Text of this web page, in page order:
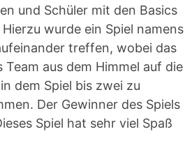
und Schüler mit den Basics
wurde ein Spiel namens
treffen, wobei das
aus dem Himmel auf die
dem Spiel bis zwei zu
Der Gewinner des Spiels
Spiel hat sehr viel Spaß